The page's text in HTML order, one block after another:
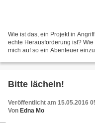
Wie ist das, ein Projekt in
echte Herausforderung ist?
mich auf so ein Abenteuer
Bitte lächeln!
Veröffentlicht am 15.05.2016
Von Edna Mo